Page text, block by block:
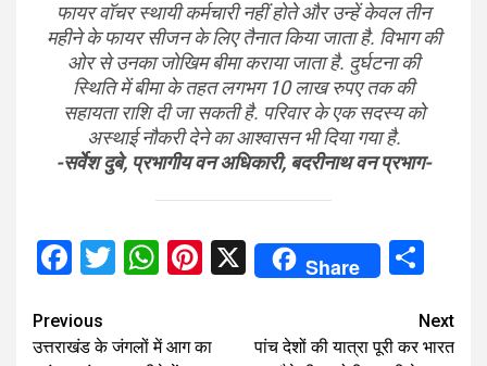
फायर वॉचर स्थायी कर्मचारी नहीं होते और उन्हें केवल तीन
महीने के फायर सीजन के लिए तैनात किया जाता है. विभाग की
ओर से उनका जोखिम बीमा कराया जाता है. दुर्घटना की
स्थिति में बीमा के तहत लगभग 10 लाख रुपए तक की
सहायता राशि दी जा सकती है. परिवार के एक सदस्य को
अस्थाई नौकरी देने का आश्वासन भी दिया गया है.
-सर्वेश दुबे, प्रभागीय वन अधिकारी, बदरीनाथ वन प्रभाग-
Facebook
Twitter
WhatsApp
Pinterest
X Share
Continue
Previous
उत्तराखंड के जंगलों में आग का
Next
पांच देशों की यात्रा पूरी कर भारत